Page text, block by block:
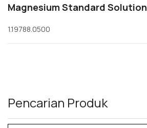
Pencarian Produk
Magnesium Standard Solution
1.19788.0500